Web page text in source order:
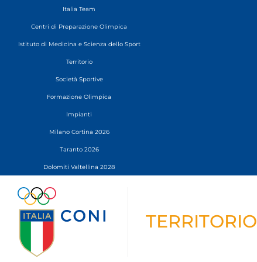
Italia Team
Centri di Preparazione Olimpica
Istituto di Medicina e Scienza dello Sport
Territorio
Società Sportive
Formazione Olimpica
Impianti
Milano Cortina 2026
Taranto 2026
Dolomiti Valtellina 2028
TERRITORIO